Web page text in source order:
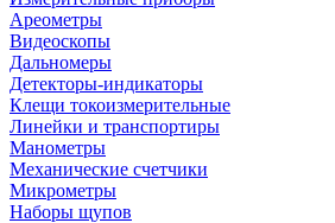
Ареометры
Видеоскопы
Дальномеры
Детекторы-индикаторы
Клещи токоизмерительные
Линейки и транспортиры
Манометры
Механические счетчики
Микрометры
Наборы щупов